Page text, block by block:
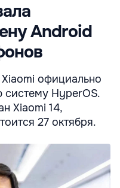
Android
официально
систему HyperOS.
Xiaomi 14,
27 октября.